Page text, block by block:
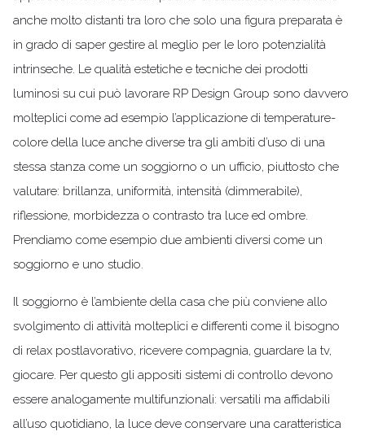
anche molto distanti tra loro che solo una figura preparata è
in grado di saper gestire al meglio per le loro potenzialità
intrinseche. Le qualità estetiche e tecniche dei prodotti
luminosi su cui può lavorare RP Design Group sono davvero
molteplici come ad esempio l’applicazione di temperature-
colore della luce anche diverse tra gli ambiti d’uso di una
stessa stanza come un soggiorno o un ufficio, piuttosto che
valutare: brillanza, uniformità, intensità (dimmerabile),
riflessione, morbidezza o contrasto tra luce ed ombre.
Prendiamo come esempio due ambienti diversi come un
soggiorno e uno studio.
Il soggiorno è l’ambiente della casa che più conviene allo
svolgimento di attività molteplici e differenti come il bisogno
di relax postlavorativo, ricevere compagnia, guardare la tv,
giocare. Per questo gli appositi sistemi di controllo devono
essere analogamente multifunzionali: versatili ma affidabili
all’uso quotidiano, la luce deve conservare una caratteristica